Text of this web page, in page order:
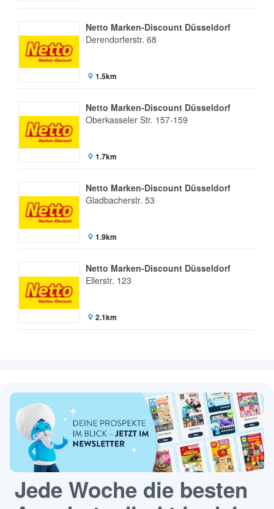
Netto Marken-Discount Düsseldorf
Derendorferstr. 68
1.5km
Netto Marken-Discount Düsseldorf
Oberkasseler Str. 157-159
1.7km
Netto Marken-Discount Düsseldorf
Gladbacherstr. 53
1.9km
Netto Marken-Discount Düsseldorf
Ellerstr. 123
2.1km
Jede Woche die besten